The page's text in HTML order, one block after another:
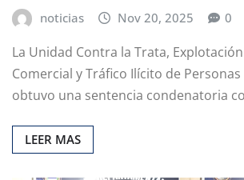
noticias Nov 20, 2025 0
La Unidad Contra la Trata,
Comercial y Tráfico Ilícito de Personas
obtuvo una sentencia condenatoria
LEER MAS